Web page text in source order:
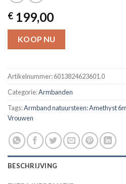
€ 199,00
KOOP NU
Artikelnummer:6013824623601.0
Categorie:Armbanden
Tags:Armband natuursteen: Amethyst
Vrouwen
BESCHRIJVING